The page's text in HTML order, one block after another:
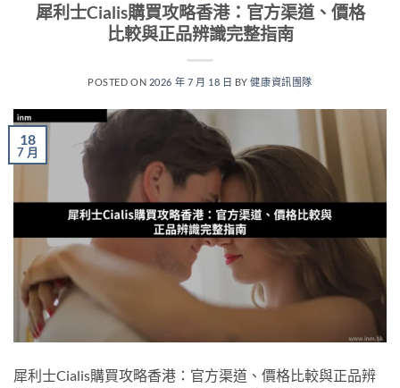
犀利士Cialis購買攻略香港：官方渠道、價格
比較與正品辨識完整指南
POSTED ON 2026 年 7 月 18 日 BY健康資訊團隊
18
7 月
犀利士Cialis購買攻略香港：官方渠道、價格比較與正品辨